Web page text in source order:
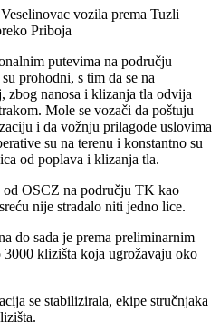
vozila prema Tuzli
Priboja
putevima na području
prohodni, s tim da se na
zbog nanosa i klizanja tla odvija
Mole se vozači da poštuju
i da vožnju prilagode uslovima
su na terenu i konstantno su
od poplava i klizanja tla.
OSCZ na području TK kao
nije stradalo niti jedno lice.
do sada je prema preliminarnim
klizišta koja ugrožavaju oko
se stabilizirala, ekipe stručnjaka